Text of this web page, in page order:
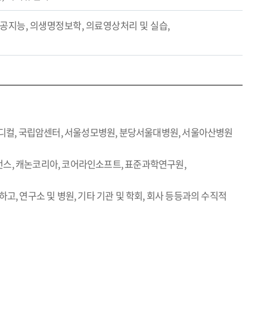
지능, 의생명정보학, 의료영상처리 및 실습,
, 국립암센터, 서울성모병원, 분당서울대병원, 서울아산병원
, 캐논코리아, 코어라인소프트, 표준과학연구원,
, 연구소 및 병원, 기타 기관 및 학회, 회사 등등과의 수직적